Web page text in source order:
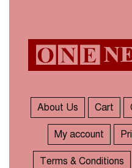
About Us Cart
My account
Terms & Conditions